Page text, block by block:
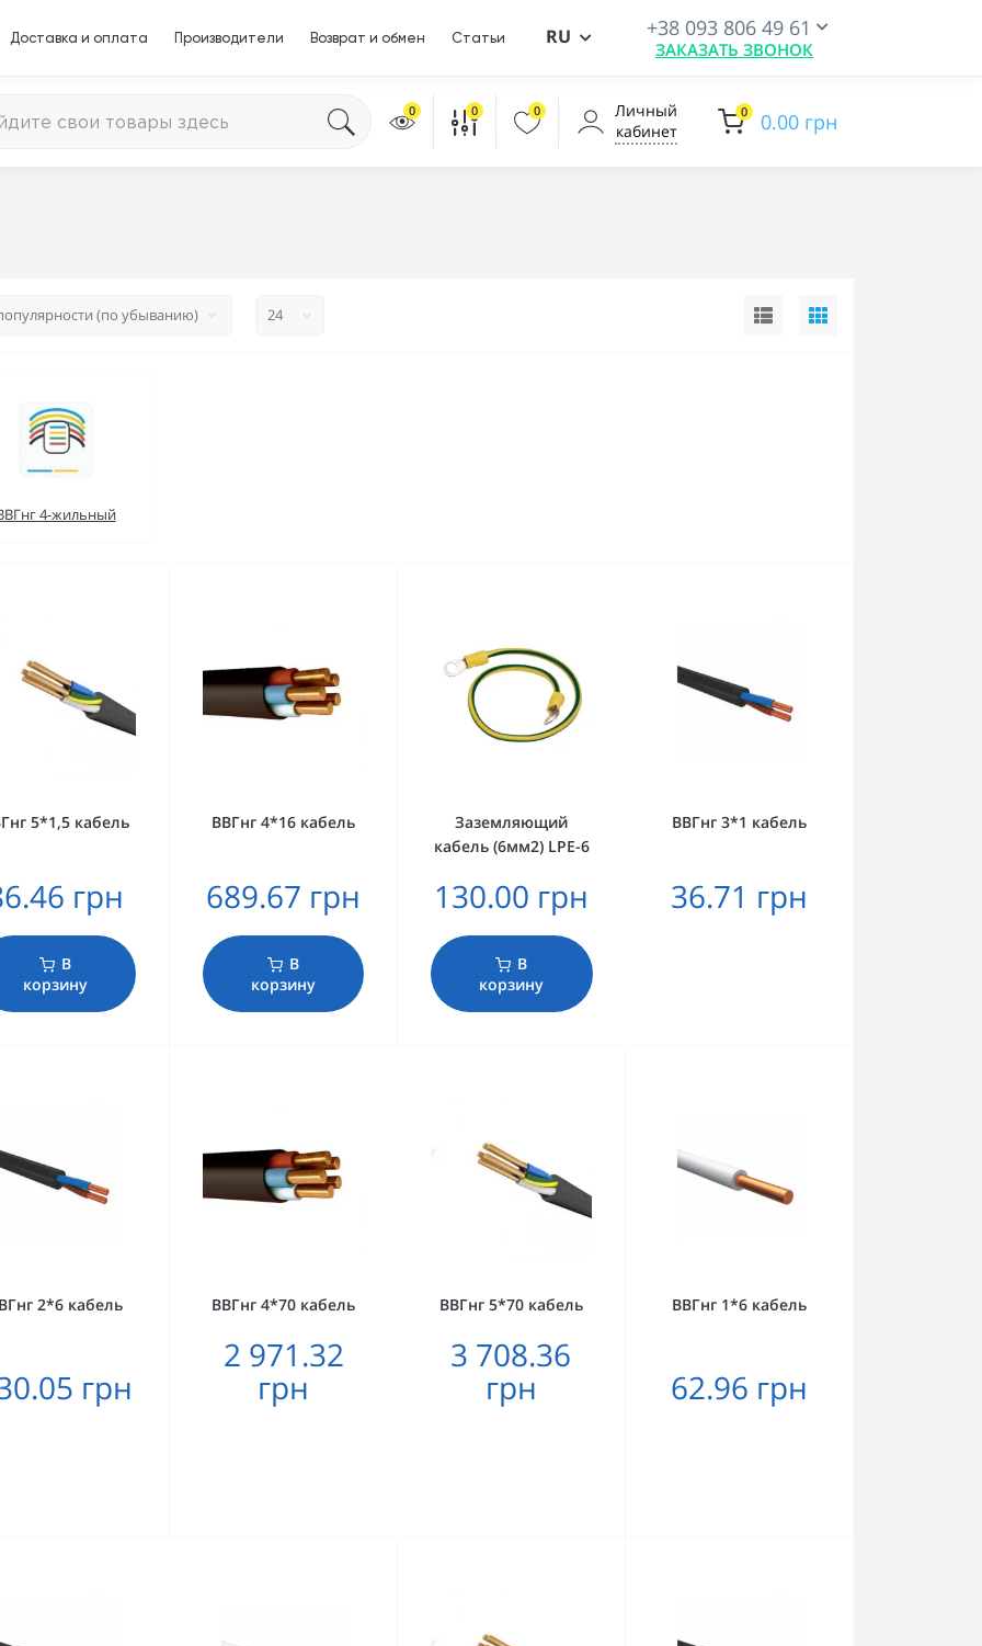
Доставка и оплата Производители Возврат и обмен Статьи RU +38 093 806 49 61
ЗАКАЗАТЬ ЗВОНОК
0 0 0
Личный
кабинет
0 0.00 грн
4-жильный
5*1,5 кабель
грн
В
корзину
ВВГнг 4*16 кабель
689.67 грн
В
корзину
Заземляющий
кабель (6мм2) LPE-6
130.00 грн
В
корзину
ВВГнг 3*1 кабель
36.71 грн
2*6 кабель
грн
ВВГнг 4*70 кабель
2 971.32
грн
ВВГнг 5*70 кабель
3 708.36
грн
ВВГнг 1*6 кабель
62.96 грн